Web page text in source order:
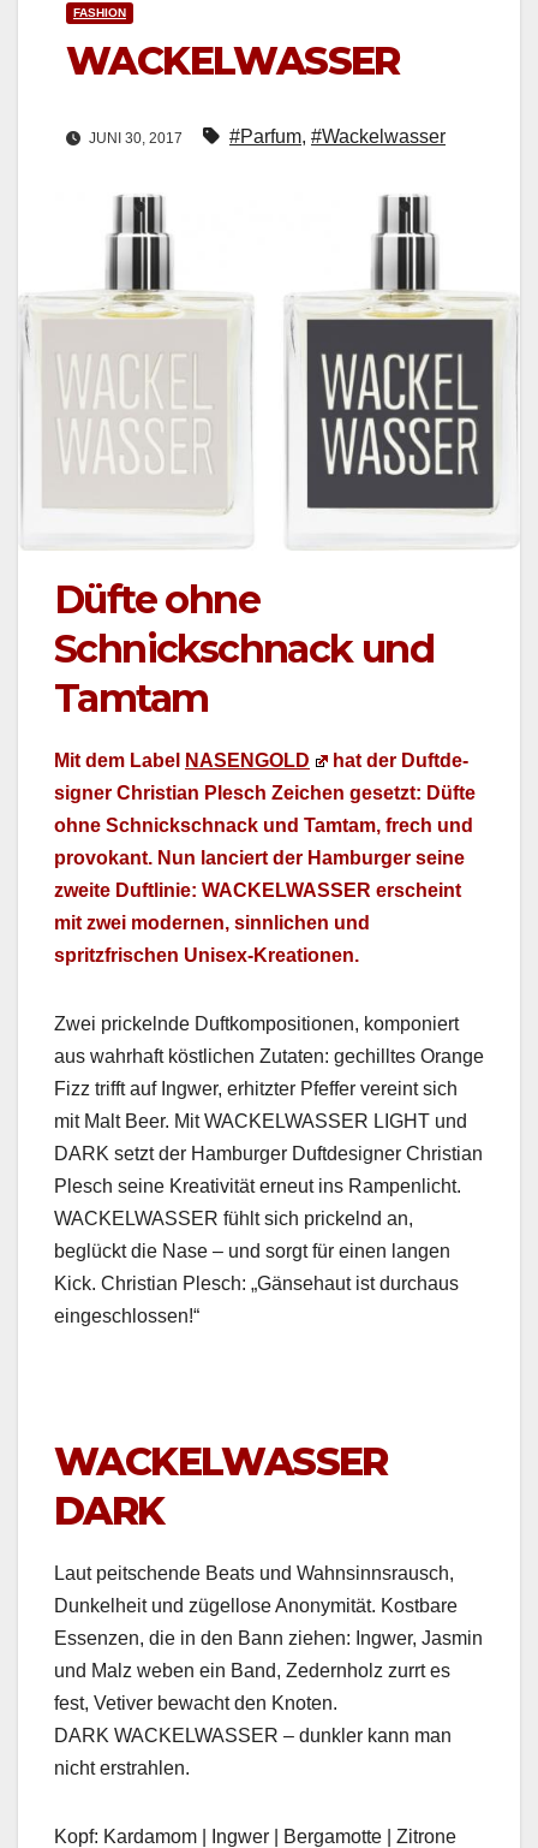
FASHION
WACKELWASSER
JUNI 30, 2017 #Parfum, #Wackelwasser
Düfte ohne
Schnickschnack und
Tamtam
Mit dem Label NASENGOLD
hat der Duft­de­
sign­er Chris­t­ian Plesch Zeichen geset­zt: Düfte
ohne Schnickschnack und Tam­tam, frech und
pro­vokant. Nun lanciert der Ham­burg­er seine
zweite Duftlin­ie: WACKELWASSER erscheint
mit zwei mod­er­nen, sinnlichen und
spritzfrischen Uni­sex-Kreatio­nen.
Zwei prick­el­nde Duftkom­po­si­tio­nen, kom­poniert
aus wahrhaft köstlichen Zutat­en: gechilltes Orange
Fizz trifft auf Ing­w­er, erhitzter Pfef­fer vere­int sich
mit Malt Beer. Mit WACKELWASSER LIGHT und
DARK set­zt der Ham­burg­er Duft­de­sign­er Chris­t­ian
Plesch seine Kreativ­ität erneut ins Ram­p­en­licht.
WACKELWASSER fühlt sich prick­el­nd an,
beglückt die Nase – und sorgt für einen lan­gen
Kick. Chris­t­ian Plesch: „Gänse­haut ist dur­chaus
eingeschlossen!“
WACKELWASSER
DARK
Laut peitschende Beats und Wahnsinnsrausch,
Dunkel­heit und zügel­lose Anonymität. Kost­bare
Essen­zen, die in den Bann ziehen: Ing­w­er, Jas­min
und Malz weben ein Band, Zed­ern­holz zur­rt es
fest, Vetiv­er bewacht den Knoten.
DARK WACKELWASSER – dun­kler kann man
nicht erstrahlen.
Kopf: Kar­damom | Ing­w­er | Berg­amotte | Zitrone